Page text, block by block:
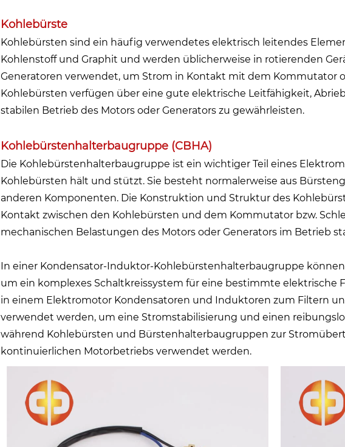
Kohlebürste
Kohlebürsten sind ein häufig verwendetes elektrisch leitendes
Kohlenstoff und Graphit und werden üblicherweise in rotierenden
Generatoren verwendet, um Strom in Kontakt mit dem Kommutator
Kohlebürsten verfügen über eine gute elektrische Leitfähigkeit,
stabilen Betrieb des Motors oder Generators zu gewährleisten.
Kohlebürstenhalterbaugruppe (CBHA)
Die Kohlebürstenhalterbaugruppe ist ein wichtiger Teil eines
Kohlebürsten hält und stützt. Sie besteht normalerweise aus
anderen Komponenten. Die Konstruktion und Struktur des
Kontakt zwischen den Kohlebürsten und dem Kommutator bzw.
mechanischen Belastungen des Motors oder Generators im Betrieb
In einer Kondensator-Induktor-Kohlebürstenhalterbaugruppe
um ein komplexes Schaltkreissystem für eine bestimmte elektrische
in einem Elektromotor Kondensatoren und Induktoren zum Filtern
verwendet werden, um eine Stromstabilisierung und einen
während Kohlebürsten und Bürstenhalterbaugruppen zur
kontinuierlichen Motorbetriebs verwendet werden.